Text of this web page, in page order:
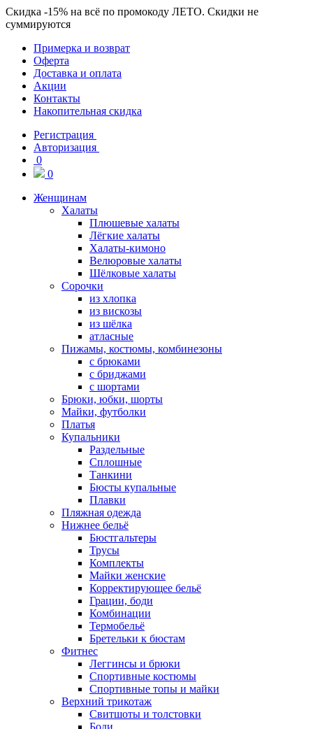
Скидка -15% на всё по промокоду ЛЕТО. Скидки не
суммируются
Примерка и возврат
Оферта
Доставка и оплата
Акции
Контакты
Накопительная скидка
Регистрация
Авторизация
0
0
Женщинам
Халаты
Плюшевые халаты
Лёгкие халаты
Халаты-кимоно
Велюровые халаты
Шёлковые халаты
Сорочки
из хлопка
из вискозы
из шёлка
атласные
Пижамы, костюмы, комбинезоны
с брюками
с бриджами
с шортами
Брюки, юбки, шорты
Майки, футболки
Платья
Купальники
Раздельные
Сплошные
Танкини
Бюсты купальные
Плавки
Пляжная одежда
Нижнее бельё
Бюстгальтеры
Трусы
Комплекты
Майки женские
Корректирующее бельё
Грации, боди
Комбинации
Термобельё
Бретельки к бюстам
Фитнес
Леггинсы и брюки
Спортивные костюмы
Спортивные топы и майки
Верхний трикотаж
Свитшоты и толстовки
Боди